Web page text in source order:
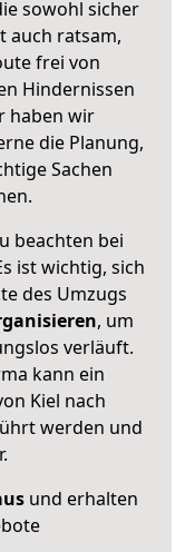
sowohl sicher
auch ratsam,
frei von
Hindernissen
haben wir
die Planung,
Sachen
beachten bei
ist wichtig, sich
des Umzugs
, um
verläuft.
kann ein
Kiel nach
werden und
und erhalten